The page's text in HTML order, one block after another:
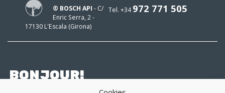
Tel. +34972 771 505
® BOSCH API - C/
Enric Serra, 2 -
17130 L'Escala (Girona)
BONJOUR!